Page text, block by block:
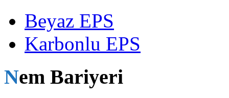
Beyaz EPS
Karbonlu EPS
Nem Bariyeri